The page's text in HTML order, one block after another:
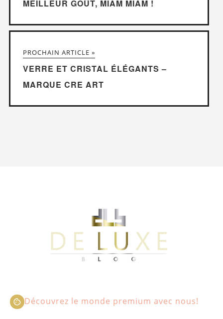
MEILLEUR GOÛT, MIAM MIAM !
PROCHAIN ARTICLE »
VERRE ET CRISTAL ÉLÉGANTS –
MARQUE CRE ART
Découvrez le monde premium avec nous!